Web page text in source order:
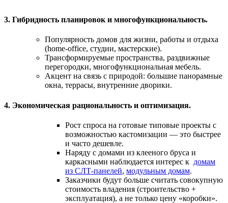
3. Гибридность планировок и многофункциональность.
Популярность домов для жизни, работы и отдыха
(home-office, студии, мастерские).
Трансформируемые пространства, раздвижные
перегородки, многофункциональная мебель.
Акцент на связь с природой: большие панорамные
окна, террасы, внутренние дворики.
4. Экономическая рациональность и оптимизация.
Рост спроса на готовые типовые проекты с
возможностью кастомизации — это быстрее
и часто дешевле.
Наряду с домами из клееного бруса и
каркасными наблюдается интерес к домам
из СЛТ-панелей, модульным домам.
Заказчики будут больше считать совокупную
стоимость владения (строительство +
эксплуатация), а не только цену «коробки».